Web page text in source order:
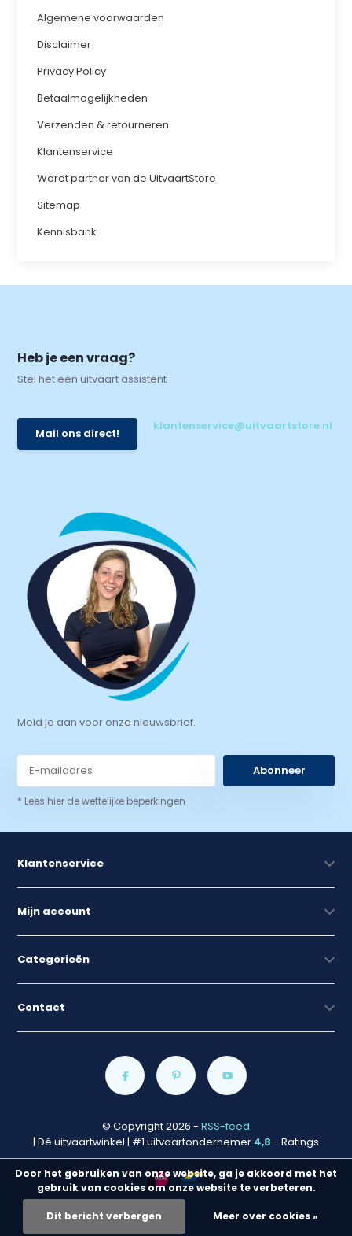
Algemene voorwaarden
Disclaimer
Privacy Policy
Betaalmogelijkheden
Verzenden & retourneren
Klantenservice
Wordt partner van de UitvaartStore
Sitemap
Kennisbank
Heb je een vraag?
Stel het een uitvaart assistent
Mail ons direct!
klantenservice@uitvaartstore.nl
Meld je aan voor onze nieuwsbrief.
Abonneer
* Lees hier de wettelijke beperkingen
Klantenservice
Mijn account
Categorieën
Contact
© Copyright 2026 - RSS-feed
| Dé uitvaartwinkel | #1 uitvaartondernemer 4,8 - Ratings
Door het gebruiken van onze website, ga je akkoord met het
gebruik van cookies om onze website te verbeteren.
Dit bericht verbergen Meer over cookies »